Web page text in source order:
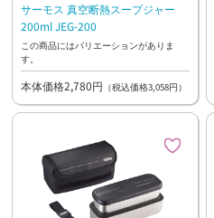
サーモス 真空断熱スープジャー
200ml JEG-200
この商品にはバリエーションがありま
す。
本体価格2,780円 （税込価格3,058円）